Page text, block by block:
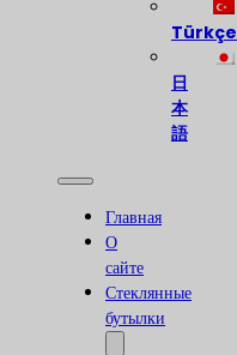
Türkçe
日
本
語
Главная
О
сайте
Стеклянные
бутылки